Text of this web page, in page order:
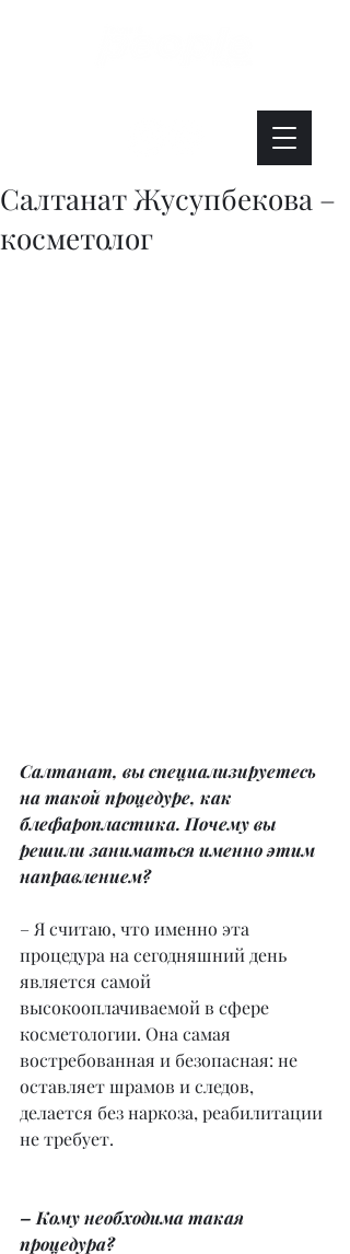
Салтанат Жусупбекова –
косметолог
Салтанат, вы специализируетесь
на такой процедуре, как
блефаропластика. Почему вы
решили заниматься именно этим
направлением?
– Я считаю, что именно эта
процедура на сегодняшний день
является самой
высокооплачиваемой в сфере
косметологии. Она самая
востребованная и безопасная: не
оставляет шрамов и следов,
делается без наркоза, реабилитации
не требует.
– Кому необходима такая
процедура?